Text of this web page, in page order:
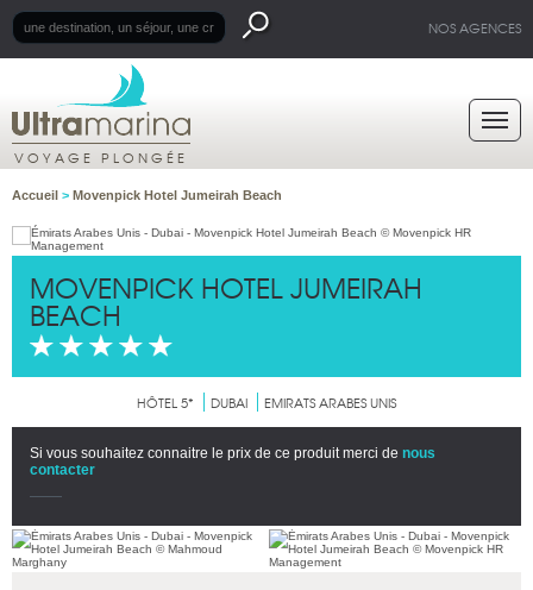
NOS AGENCES
VOYAGE PLONGÉE
Accueil > Movenpick Hotel Jumeirah Beach
MOVENPICK HOTEL JUMEIRAH
BEACH
HÔTEL 5* DUBAI EMIRATS ARABES UNIS
Si vous souhaitez connaitre le prix de ce produit merci de nous
contacter